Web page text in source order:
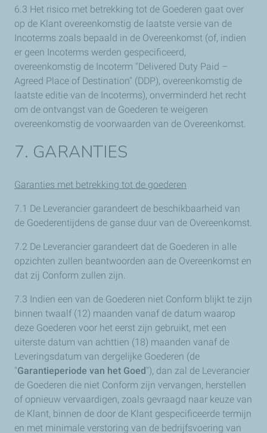
6.3 Het risico met betrekking tot de Goederen gaat over
op de Klant overeenkomstig de laatste versie van de
Incoterms zoals bepaald in de Overeenkomst (of, indien
er geen Incoterms werden gespecificeerd,
overeenkomstig de Incoterm "Delivered Duty Paid –
Agreed Place of Destination" (DDP), overeenkomstig de
laatste editie van de Incoterms), onverminderd het recht
om de ontvangst van de Goederen te weigeren
overeenkomstig de voorwaarden van de Overeenkomst.
7. GARANTIES
Garanties met betrekking tot de goederen
7.1 De Leverancier garandeert de beschikbaarheid van
de Goederentijdens de ganse duur van de Overeenkomst.
7.2 De Leverancier garandeert dat de Goederen in alle
opzichten zullen beantwoorden aan de Overeenkomst en
dat zij Conform zullen zijn.
7.3 Indien een van de Goederen niet Conform blijkt te zijn
binnen twaalf (12) maanden vanaf de datum waarop
deze Goederen voor het eerst zijn gebruikt, met een
uiterste datum van achttien (18) maanden vanaf de
Leveringsdatum van dergelijke Goederen (de
"Garantieperiode van het Goed"), dan zal de Leverancier
de Goederen die niet Conform zijn vervangen, herstellen
of opnieuw vervaardigen, zoals gevraagd naar keuze van
de Klant, binnen de door de Klant gespecificeerde termijn
en met minimale verstoring van de bedrijfsvoering van